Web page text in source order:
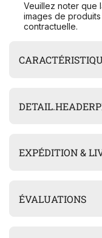
Veuillez noter que
images de
contractuelle.
EXPÉDITION &
ÉVALUATIONS